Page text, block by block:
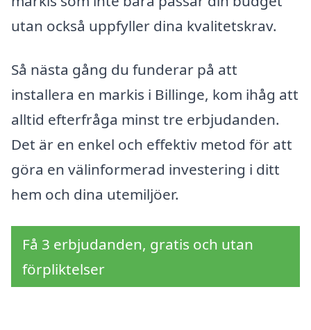
utan också uppfyller dina kvalitetskrav.
Så nästa gång du funderar på att
installera en markis i Billinge, kom ihåg att
alltid efterfråga minst tre erbjudanden.
Det är en enkel och effektiv metod för att
göra en välinformerad investering i ditt
hem och dina utemiljöer.
Få 3 erbjudanden, gratis och utan
förpliktelser